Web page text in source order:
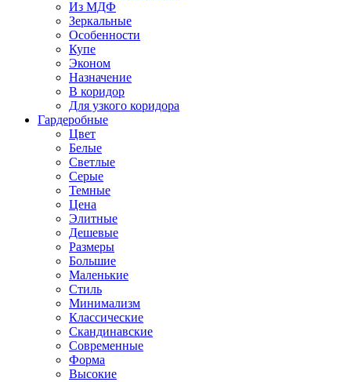
Из МДФ
Зеркальные
Особенности
Купе
Эконом
Назначение
В коридор
Для узкого коридора
Гардеробные
Цвет
Белые
Светлые
Серые
Темные
Цена
Элитные
Дешевые
Размеры
Большие
Маленькие
Стиль
Минимализм
Классические
Скандинавские
Современные
Форма
Высокие